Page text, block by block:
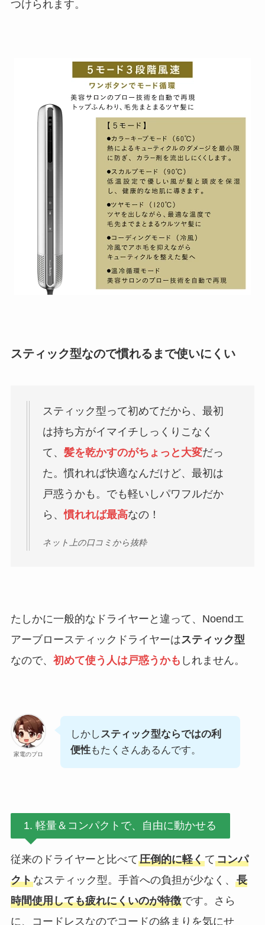
つけられます。
スティック型なので慣れるまで使いにくい
スティック型って初めてだから、最初
は持ち方がイマイチしっくりこなく
て、 髪を乾かすのがちょっと大変だっ
た。慣れれば快適なんだけど、最初は
戸惑うかも。でも軽いしパワフルだか
ら、慣れれば最高なの！
ネット上の口コミから抜粋
たしかに一般的なドライヤーと違って、Noendエ
アーブロースティックドライヤーはスティック型
なので、 初めて使う人は戸惑うかも しれません。
家電のプロ
しかしスティック型ならではの利
便性もたくさんあるんです。
1. 軽量＆コンパクトで、自由に動かせる
従来のドライヤーと比べて圧倒的に軽くてコンパ
クトなスティック型。手首への負担が少なく、 長
時間使用しても疲れにくいのが特徴です。さら
に、コードレスなのでコードの絡まりを気にせ